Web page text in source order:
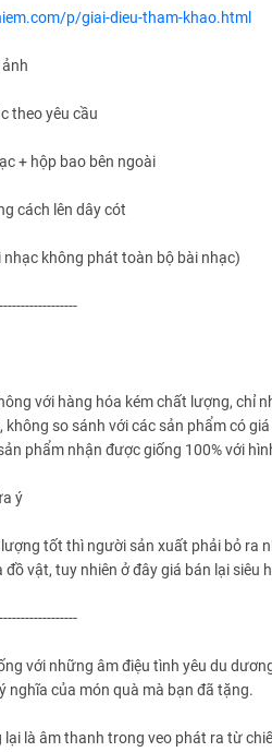
p/giai-dieu-tham-khao.html
theo yêu cầu
+ hộp bao bên ngoài
cách lên dây cót
không phát toàn bộ bài nhạc)
với hàng hóa kém chất lượng, chỉ
so sánh với các sản phẩm có
phẩm nhận được giống 100% với
ý
tốt thì người sản xuất phải bỏ ra
vật, tuy nhiên ở đây giá bán lại siêu
với những âm điệu tình yêu du
nghĩa của món quà mà bạn đã tặng.
là âm thanh trong veo phát ra từ